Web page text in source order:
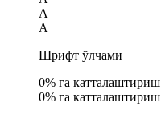
A
A
Шрифт ўлчами
0% га катталаштириш
0% га катталаштириш